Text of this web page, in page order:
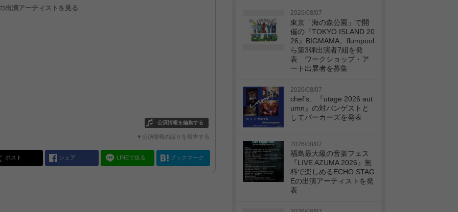
出演アーティストを見る
公演情報を編集する
▼公演情報の誤りを報告する
ポスト シェア LINEで送る ブックマーク
2026/08/07
東京「海の森公園」で開
催の『TOKYO ISLAND 20
26』BIGMAMA、flumpool
ら第3弾出演者7組を発
表 ワークショップ・ア
ート出展者を募集
2026/08/07
chef’s、『utage 2026 aut
umn』の対バンゲストと
してパーカーズを発表
2026/08/07
福島最大級の音楽フェス
『LIVE AZUMA 2026』無
料で楽しめるECHO STAG
Eの出演アーティストを発
表